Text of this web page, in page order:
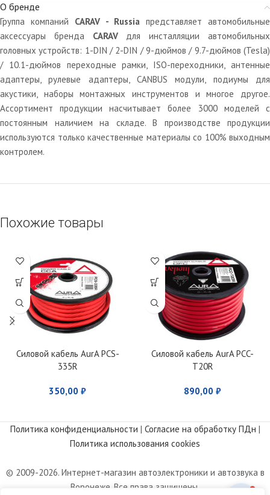
О бренде
Группа компаний CARAV - Russia представляет автомобильные
аксессуары бренда CARAVдля инсталляции автомобильных
головных устройств: 1-DIN / 2-DIN / 9-дюймов / 9.7-дюймов (Tesla)
/ 10.1-дюймов переходные рамки, ISO-переходники, антенные
адаптеры, рулевые адаптеры, CANBUS модули, подиумы для
акустики, наборы монтажных инструментов и многое другое.
Ассортимент продукции насчитывает более 3000 моделей c
постоянным наличием на складе. В производстве продукции
используются только качественные материалы со 100% выходным
контролем.
Похожие товары
Силовой кабель AurA PCS-
335R
350,00 ₽
Силовой кабель AurA PCC-
T20R
890,00 ₽
Политика конфиденциальности | Согласие на обработку ПДн |
Политика использования cookies
© 2009-2026. Интернет-магазин автоэлектроники и автозвука в
Воронеже. Все права защищены.